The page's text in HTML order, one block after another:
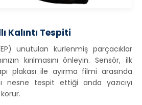
Kalıntı Tespiti
unutulan kürlenmiş parçacıklar
kırılmasını önleyin. Sensör, ilk
plakası ile ayırma filmi arasında
nesne tespit ettiği anda yazıcıyı